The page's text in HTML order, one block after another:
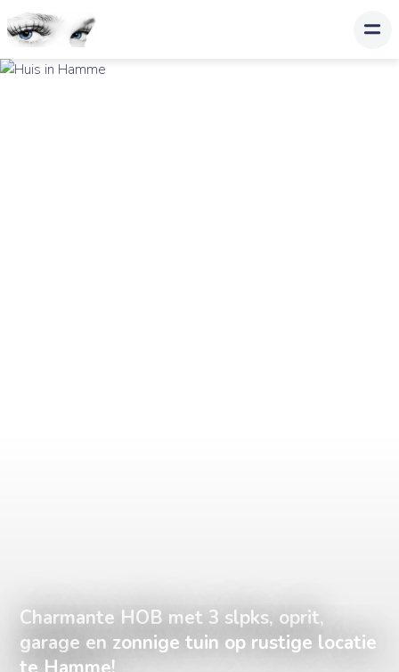
Charmante HOB met 3 slpks, oprit,
garage en zonnige tuin op rustige locatie